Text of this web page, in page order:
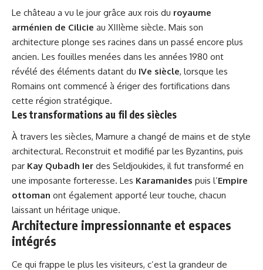
Le château a vu le jour grâce aux rois du royaume
arménien de Cilicie au XIIIème siècle. Mais son
architecture plonge ses racines dans un passé encore plus
ancien. Les fouilles menées dans les années 1980 ont
révélé des éléments datant du IVe siècle, lorsque les
Romains ont commencé à ériger des fortifications dans
cette région stratégique.
Les transformations au fil des siècles
À travers les siècles, Mamure a changé de mains et de style
architectural. Reconstruit et modifié par les Byzantins, puis
par Kay Qubadh Ier des Seldjoukides, il fut transformé en
une imposante forteresse. Les Karamanides puis l’Empire
ottoman ont également apporté leur touche, chacun
laissant un héritage unique.
Architecture impressionnante et espaces
intégrés
Ce qui frappe le plus les visiteurs, c’est la grandeur de